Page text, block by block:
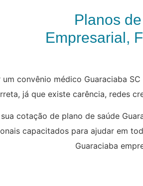
Planos
Empresarial,
convênio médico Guaraciaba
já que existe carência, redes
cotação de plano de saúde
capacitados para ajudar em
Guaraciaba